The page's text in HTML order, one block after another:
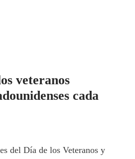
veteranos
cada
del Día de los Veteranos y